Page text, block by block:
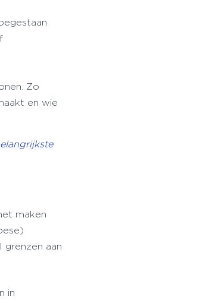
Zo
en wie
maken
grenzen aan
in